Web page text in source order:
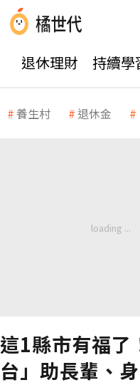
退休理財 持續學
養生村 退休金
這1縣市有福了
台」助長輩、